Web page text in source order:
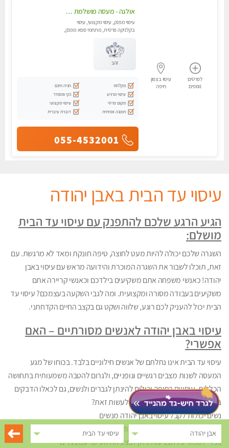
אבן יהודה עיסוי עד הבית
לפרטים
נוספים
עיסוי בצפון
חיפה
אולגה - מעסה מושלמת חדשה בעיר ! בחיפה טל - 052-5738058
עיסוי מפנק, עיסוי מקצועי, עיסוי
בקלניקה פרטית, מתחמי ספא מפנק,
עיסוי טנטרה
זהב
מקלחת
חניה חינם
עיסוי מרגיע
נקי ומסודר
מקום פרטי
עיסוי מקצועי
תמונה אמיתית
דוברת עיברית
055-4532001
עיסוי עד הבית באבן יהודה
הגיע הרגע שלכם להתפנק עם עיסוי עד הבית
מושלם:
השגרה שלכם יכולה להיות מעט לחוצה, טיפה חונקת ומאד לא מרגשת. עם
זאת, תוכלו לשבור את השגרה המוכרת והידועה מראש עם עיסוי באבן
יהודה! כאנשי משפחה אתם משקיעים בילדכם וכאנשי קריירה אתם
משקיעים בעבודה מסורה ומקצועית. ומה לגבי השקעה בעצמכם? עיסוי עד
הבית יכול להעניק לכם רוגע, שלווה ושקט גם בקצב החיים הקדחתני.
עיסוי באבן יהודה לאנשים מסורתיים – האם
אפשרי?
עיסוי עד הבית אינו נחלתם של אנשים חילוניים בלבד. בכוחו של מגע
המעסה לשנות מצבים רגשיים וגופניים, ולגרום להטבה משמעותית בתחושה
הכללית. עיסויים בחיפה יכולים להינתן לגברים ולנשים, גם לכאלו הדבקים
באורח החיים המסורתי. איך ניתן לעשות זאת?
נשים יכולות לקבל עיסוי באבן יהודה מנשים
גברים יכולים לקבל עיסוי באבן יהודה מגברים
בכדי לשמור על הצניעות ניתן לבצע את העיסוי עם בגדים